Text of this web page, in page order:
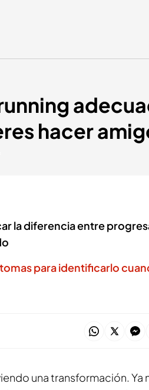
hacer
la diferencia entre
para identificarlo
una transformación. Ya